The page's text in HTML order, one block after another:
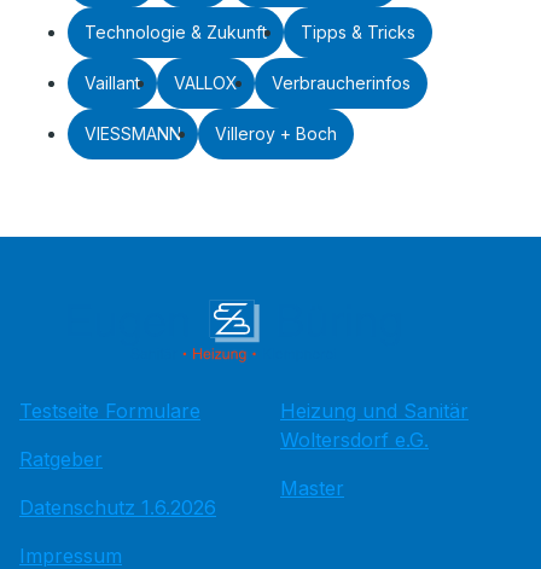
Technologie & Zukunft Tipps & Tricks
Vaillant VALLOX Verbraucherinfos
VIESSMANN Villeroy + Boch
Testseite Formulare
Ratgeber
Datenschutz 1.6.2026
Impressum
Heizung und Sanitär
Woltersdorf e.G.
Master